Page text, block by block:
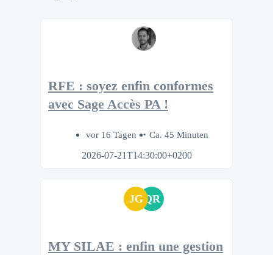
RFE : soyez enfin conformes
avec Sage Accès PA !
vor 16 Tagen
Ca. 45 Minuten
2026-07-21T14:30:00+0200
JG QR
MY SILAE : enfin une gestion